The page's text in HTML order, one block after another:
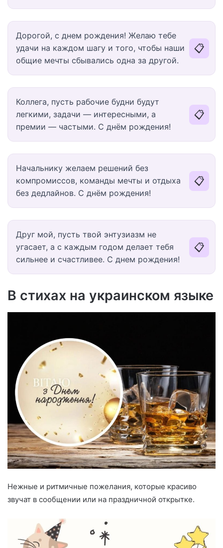
Дорогой, с днем рождения! Желаю тебе
удачи на каждом шагу и того, чтобы наши
общие мечты сбывались одна за другой.
📋
Коллега, пусть рабочие будни будут
легкими, задачи — интересными, а
премии — частыми. С днём рождения!
📋
Начальнику желаем решений без
компромиссов, команды мечты и отдыха
без дедлайнов. С днём рождения!
📋
Друг мой, пусть твой энтузиазм не
угасает, а с каждым годом делает тебя
сильнее и счастливее. С днем рождения!
📋
В стихах на украинском языке
Нежные и ритмичные пожелания, которые красиво
звучат в сообщении или на праздничной открытке.